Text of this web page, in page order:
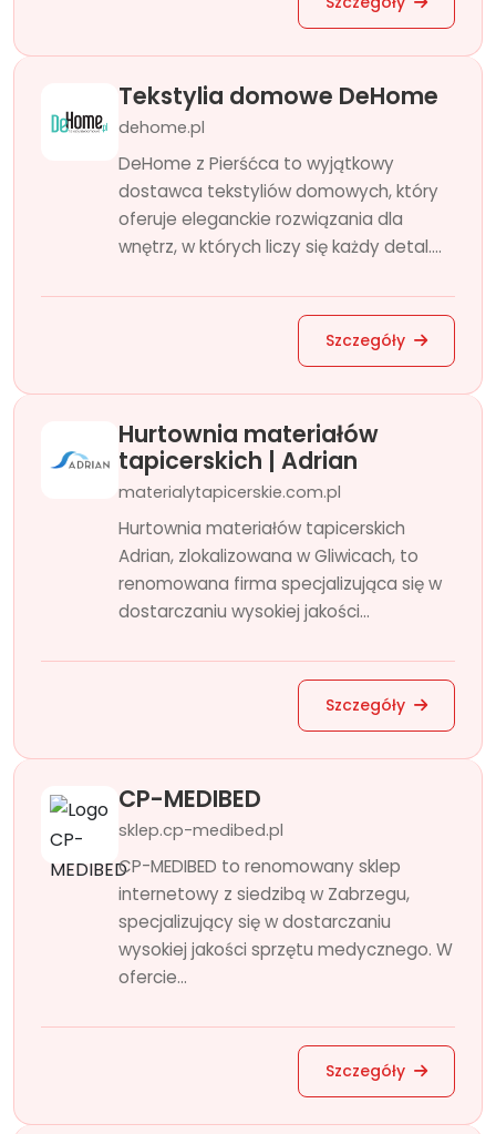
Tekstylia domowe DeHome
dehome.pl
DeHome z Pierśćca to wyjątkowy
dostawca tekstyliów domowych, który
oferuje eleganckie rozwiązania dla
wnętrz, w których liczy się każdy detal....
Szczegóły
Hurtownia materiałów
tapicerskich | Adrian
materialytapicerskie.com.pl
Hurtownia materiałów tapicerskich
Adrian, zlokalizowana w Gliwicach, to
renomowana firma specjalizująca się w
dostarczaniu wysokiej jakości...
Szczegóły
CP-MEDIBED
sklep.cp-medibed.pl
CP-MEDIBED to renomowany sklep
internetowy z siedzibą w Zabrzegu,
specjalizujący się w dostarczaniu
wysokiej jakości sprzętu medycznego. W
ofercie...
Szczegóły